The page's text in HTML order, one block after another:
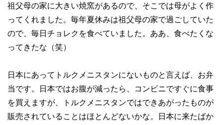
祖父母の家に大きい焼窯があるので、そこでは母がよく作
ってくれました。毎年夏休みは祖父母の家で過ごしていた
ので、毎日チョレクを食べていました。ああ、食べたくな
ってきたな（笑）
日本にあってトルクメニスタンにないものと言えば、お弁
当です。日本ではお腹が減ったら、コンビニですぐに食事
を買えますが、トルクメニスタンではできあがったものが
販売されていることはほとんどないかな。日本に来たばか